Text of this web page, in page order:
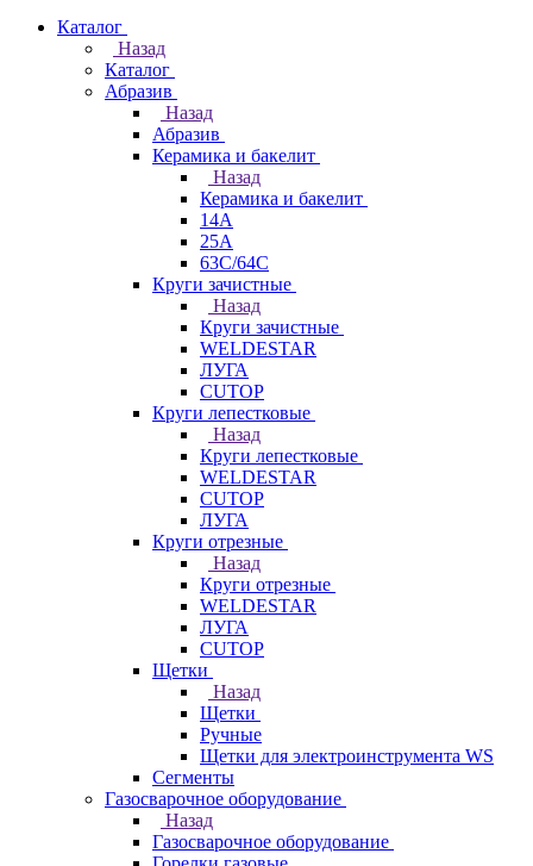
Каталог
Назад
Каталог
Абразив
Назад
Абразив
Керамика и бакелит
Назад
Керамика и бакелит
14А
25А
63С/64С
Круги зачистные
Назад
Круги зачистные
WELDESTAR
ЛУГА
CUTOP
Круги лепестковые
Назад
Круги лепестковые
WELDESTAR
CUTOP
ЛУГА
Круги отрезные
Назад
Круги отрезные
WELDESTAR
ЛУГА
CUTOP
Щетки
Назад
Щетки
Ручные
Щетки для электроинструмента WS
Сегменты
Газосварочное оборудование
Назад
Газосварочное оборудование